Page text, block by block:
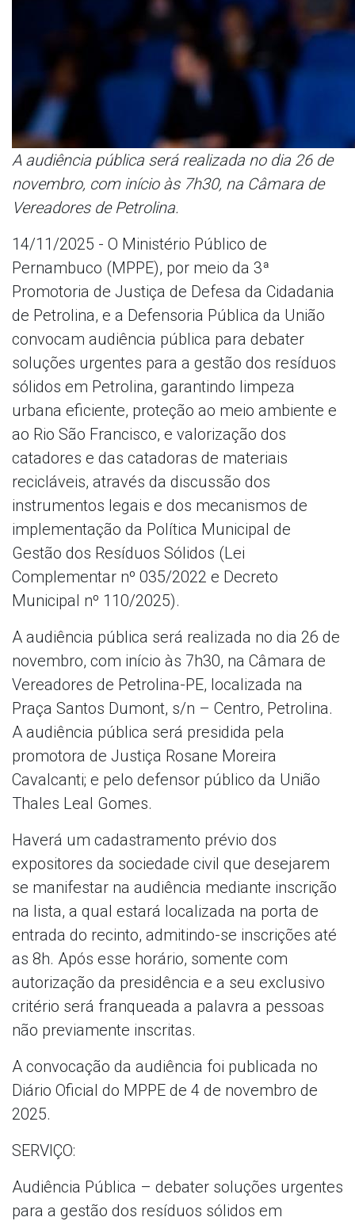
A audiência pública será realizada no dia 26 de
novembro, com início às 7h30, na Câmara de
Vereadores de Petrolina.
14/11/2025 - O Ministério Público de
Pernambuco (MPPE), por meio da 3ª
Promotoria de Justiça de Defesa da Cidadania
de Petrolina, e a Defensoria Pública da União
convocam audiência pública para debater
soluções urgentes para a gestão dos resíduos
sólidos em Petrolina, garantindo limpeza
urbana eficiente, proteção ao meio ambiente e
ao Rio São Francisco, e valorização dos
catadores e das catadoras de materiais
recicláveis, através da discussão dos
instrumentos legais e dos mecanismos de
implementação da Política Municipal de
Gestão dos Resíduos Sólidos (Lei
Complementar nº 035/2022 e Decreto
Municipal nº 110/2025).
A audiência pública será realizada no dia 26 de
novembro, com início às 7h30, na Câmara de
Vereadores de Petrolina-PE, localizada na
Praça Santos Dumont, s/n – Centro, Petrolina.
A audiência pública será presidida pela
promotora de Justiça Rosane Moreira
Cavalcanti; e pelo defensor público da União
Thales Leal Gomes.
Haverá um cadastramento prévio dos
expositores da sociedade civil que desejarem
se manifestar na audiência mediante inscrição
na lista, a qual estará localizada na porta de
entrada do recinto, admitindo-se inscrições até
as 8h. Após esse horário, somente com
autorização da presidência e a seu exclusivo
critério será franqueada a palavra a pessoas
não previamente inscritas.
A convocação da audiência foi publicada no
Diário Oficial do MPPE de 4 de novembro de
2025.
SERVIÇO:
Audiência Pública – debater soluções urgentes
para a gestão dos resíduos sólidos em